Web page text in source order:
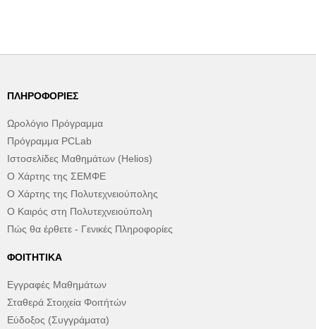
ΠΛΗΡΟΦΟΡΊΕΣ
Ωρολόγιο Πρόγραμμα
Πρόγραμμα PCLab
Ιστοσελίδες Μαθημάτων (Helios)
Ο Χάρτης της ΣΕΜΦΕ
Ο Χάρτης της Πολυτεχνειούπολης
Ο Καιρός στη Πολυτεχνειούπολη
Πώς θα έρθετε - Γενικές Πληροφορίες
ΦΟΙΤΗΤΙΚΆ
Εγγραφές Μαθημάτων
Σταθερά Στοιχεία Φοιτήτών
Εύδοξος (Συγγράματα)